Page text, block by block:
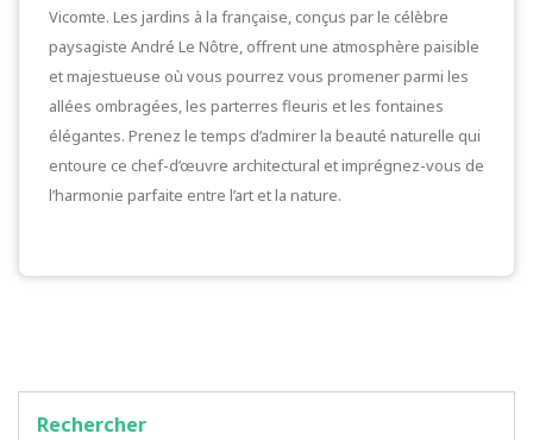
Vicomte. Les jardins à la française, conçus par le célèbre
paysagiste André Le Nôtre, offrent une atmosphère paisible
et majestueuse où vous pourrez vous promener parmi les
allées ombragées, les parterres fleuris et les fontaines
élégantes. Prenez le temps d’admirer la beauté naturelle qui
entoure ce chef-d’œuvre architectural et imprégnez-vous de
l’harmonie parfaite entre l’art et la nature.
Rechercher